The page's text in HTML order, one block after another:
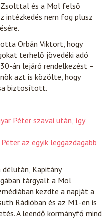
és a Mol felső
intézkedés nem fog plusz
Orbán Viktort, hogy
terhelő jövedéki adó
án lejáró rendelkezést –
azt is közölte, hogy
biztosított.
Péter szavai után, így
az egyik leggazdagabb
délután, Kapitány
tárgyalt a Mol
kezdte a napját a
Rádióban és az M1-en is
A leendő kormányfő mind